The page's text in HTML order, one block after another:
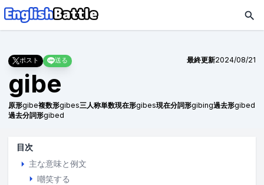
ポスト 送る 最終更新2024/08/21
gibe
原形gibe複数形gibes三人称単数現在形gibes現在分詞形gibing過去形gibed
過去分詞形gibed
目次
主な意味と例文
嘲笑する